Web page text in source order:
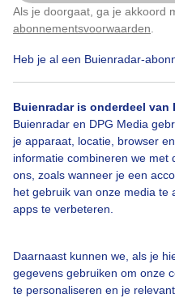
Als je doorgaat, ga je akkoord
abonnementsvoorwaarden
Heb je al een Buienradar-
Buienradar is onderdeel van
Buienradar en DPG Media
je apparaat, locatie, browser
informatie combineren we met
ons, zoals wanneer je een
het gebruik van onze media te
apps te verbeteren.
Daarnaast kunnen we, als je
gegevens gebruiken om onze
te personaliseren en je
Er zitten veel verschillende
is nuttig voor mensen, zoals
voor de gezondheid. Dit zijn
Klik hierom